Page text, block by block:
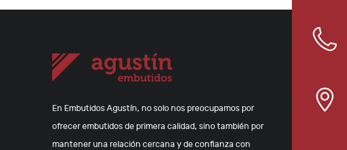
En Embutidos Agustín, no solo nos preocupamos por
ofrecer embutidos de primera calidad, sino también por
mantener una relación cercana y de confianza con